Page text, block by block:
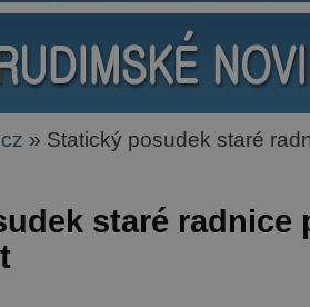
» Statický posudek staré
staré radnice